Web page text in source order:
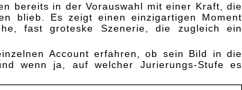
bereits in der Vorauswahl mit einer Kraft, die
blieb. Es zeigt einen einzigartigen Moment
fast groteske Szenerie, die zugleich ein
Account erfahren, ob sein Bild in die
wenn ja, auf welcher Jurierungs-Stufe es